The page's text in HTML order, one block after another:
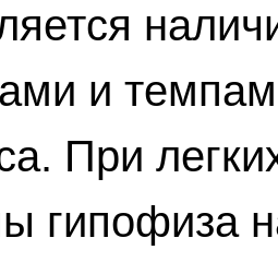
и
При
гипофиза